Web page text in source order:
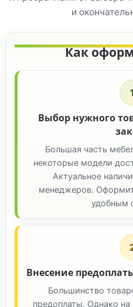
и
Как
Выбор нужного
Большая часть
некоторые модели
Актуальное
менеджеров.
удобным
Внесение
Большинство
предоплаты. Однако